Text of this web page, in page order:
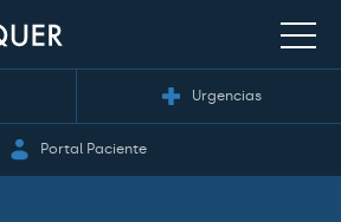
Urgencias
Portal Paciente